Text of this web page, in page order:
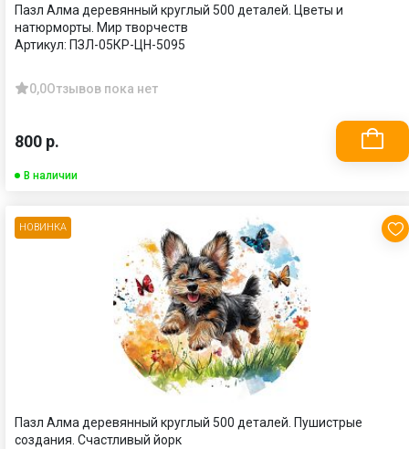
Пазл Алма деревянный круглый 500 деталей. Цветы и
натюрморты. Мир творчеств
Артикул: ПЗЛ-05КР-ЦН-5095
0,0Отзывов пока нет
800 р.
В наличии
НОВИНКА
Пазл Алма деревянный круглый 500 деталей. Пушистрые
создания. Счастливый йорк